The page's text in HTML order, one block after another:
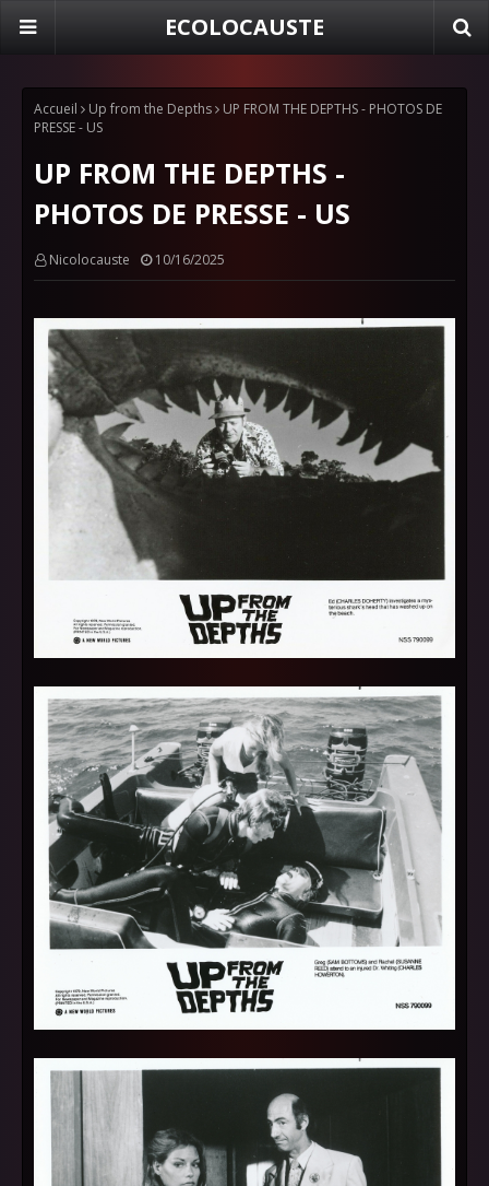
ECOLOCAUSTE
Accueil Up from the Depths
UP FROM THE DEPTHS - PHOTOS DE
PRESSE - US
UP FROM THE DEPTHS -
PHOTOS DE PRESSE - US
Nicolocauste 10/16/2025